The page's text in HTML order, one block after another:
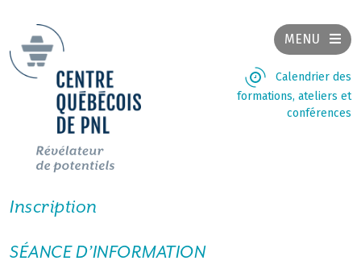
MENU
Calendrier des
formations, ateliers et
conférences
Inscription
SÉANCE D’INFORMATION